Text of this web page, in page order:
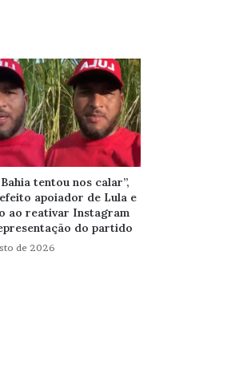
tentou nos calar”,
apoiador de Lula e
ao reativar Instagram
do partido
de 2026